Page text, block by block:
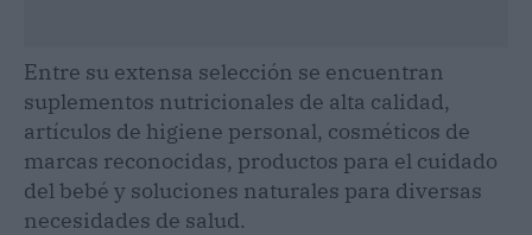
Entre su extensa selección se encuentran
suplementos nutricionales de alta calidad,
artículos de higiene personal, cosméticos de
marcas reconocidas, productos para el cuidado
del bebé y soluciones naturales para diversas
necesidades de salud.